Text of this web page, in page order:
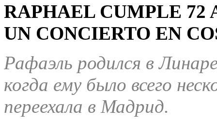
RAPHAEL CUMPLE 72
UN CONCIERTO EN
Рафаэль родился в
когда ему было всего
переехала в Мадрид.